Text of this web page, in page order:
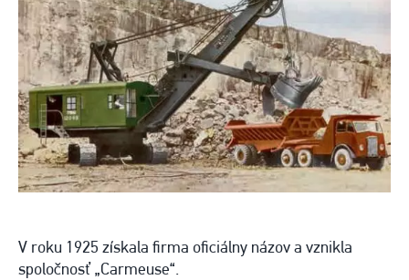
V roku 1925 získala firma oficiálny názov a vznikla
spoločnosť „Carmeuse“.